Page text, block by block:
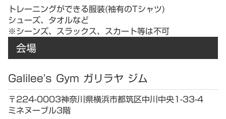
トレーニングができる服装(袖有のTシャツ)
シューズ、タオルなど
※シーンズ、スラックス、スカート等は不可
会場
Galilee's Gym ガリラヤ ジム
〒224-0003神奈川県横浜市都筑区中川中央1-33-4
ミネヌーブル3階